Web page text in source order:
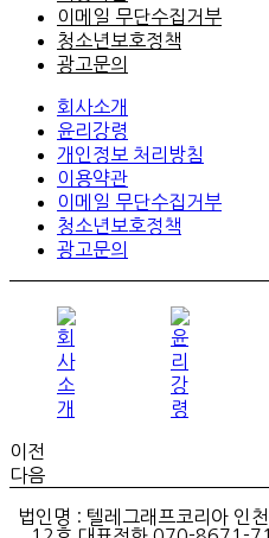
이메일 무단수집거부
청소년보호정책
광고문의
회사소개
윤리강령
개인정보 처리방침
이용약관
이메일 무단수집거부
청소년보호정책
광고문의
이전
다음
법인명 : 텔레그래프코리아 인